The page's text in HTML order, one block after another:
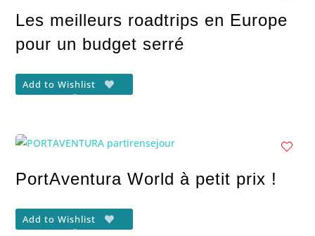
Les meilleurs roadtrips en Europe
pour un budget serré
Add to Wishlist
PortAventura World à petit prix !
Add to Wishlist